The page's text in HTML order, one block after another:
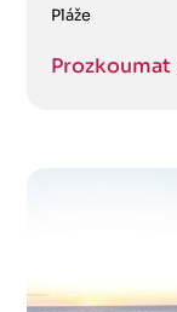
Pláže
Prozkoumat